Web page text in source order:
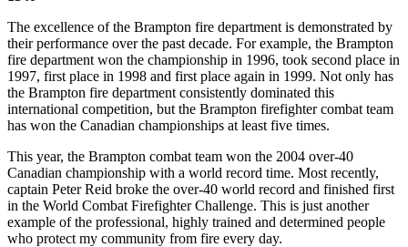
The excellence of the Brampton fire department is demonstrated by
their performance over the past decade. For example, the Brampton
fire department won the championship in 1996, took second place in
1997, first place in 1998 and first place again in 1999. Not only has
the Brampton fire department consistently dominated this
international competition, but the Brampton firefighter combat team
has won the Canadian championships at least five times.
This year, the Brampton combat team won the 2004 over-40
Canadian championship with a world record time. Most recently,
captain Peter Reid broke the over-40 world record and finished first
in the World Combat Firefighter Challenge. This is just another
example of the professional, highly trained and determined people
who protect my community from fire every day.